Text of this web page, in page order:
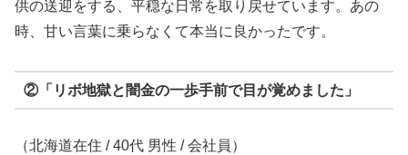
供の送迎をする、平穏な日常を取り戻せています。あの
時、甘い言葉に乗らなくて本当に良かったです。
②「リボ地獄と闇金の一歩手前で目が覚めました」
（北海道在住 / 40代 男性 / 会社員）